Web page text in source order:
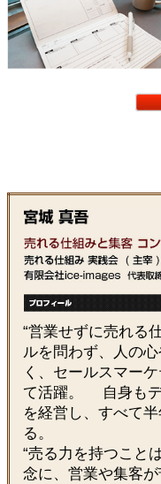
“営業せずに売れる
ルを問わず、人の
く、セールスマー
て活躍。 自身もデ
を経営し、すべて
る。
“売る力を持つこと
念に、営業や集客